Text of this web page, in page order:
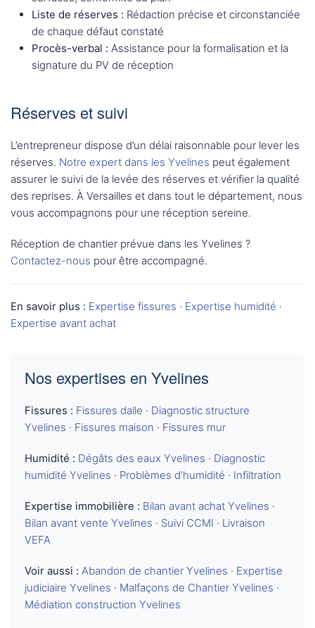
Liste de réserves : Rédaction précise et circonstanciée
de chaque défaut constaté
Procès-verbal : Assistance pour la formalisation et la
signature du PV de réception
Réserves et suivi
L’entrepreneur dispose d’un délai raisonnable pour lever les
réserves. Notre expert dans les Yvelines peut également
assurer le suivi de la levée des réserves et vérifier la qualité
des reprises. À Versailles et dans tout le département, nous
vous accompagnons pour une réception sereine.
Réception de chantier prévue dans les Yvelines ?
Contactez-nous pour être accompagné.
En savoir plus : Expertise fissures · Expertise humidité ·
Expertise avant achat
Nos expertises en Yvelines
Fissures : Fissures dalle · Diagnostic structure
Yvelines · Fissures maison · Fissures mur
Humidité : Dégâts des eaux Yvelines · Diagnostic
humidité Yvelines · Problèmes d’humidité · Infiltration
Expertise immobilière : Bilan avant achat Yvelines ·
Bilan avant vente Yvelines · Suivi CCMI · Livraison
VEFA
Voir aussi : Abandon de chantier Yvelines · Expertise
judiciaire Yvelines · Malfaçons de Chantier Yvelines ·
Médiation construction Yvelines